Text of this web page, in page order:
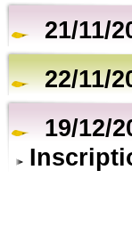
21/11/
22/11/
19/12/